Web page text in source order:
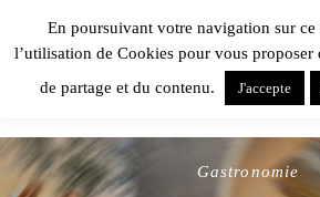
Gastronomie
En poursuivant votre navigation sur ce
l’utilisation de Cookies pour vous proposer
de partage et du contenu.
J'accepte